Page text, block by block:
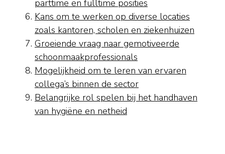
parttime en fulltime posities
Kans om te werken op diverse locaties
zoals kantoren, scholen en ziekenhuizen
Groeiende vraag naar gemotiveerde
schoonmaakprofessionals
Mogelijkheid om te leren van ervaren
collega’s binnen de sector
Belangrijke rol spelen bij het handhaven
van hygiëne en netheid